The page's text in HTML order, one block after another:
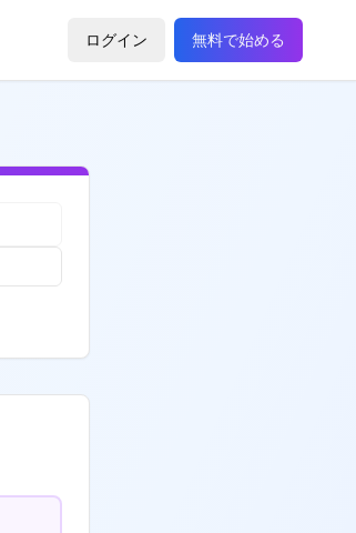
ログイン 無料で始める